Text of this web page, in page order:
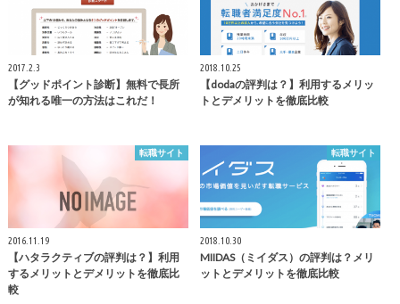
2017.2.3
【グッドポイント診断】無料で長所
が知れる唯一の方法はこれだ！
2018.10.25
【dodaの評判は？】利用するメリッ
トとデメリットを徹底比較
転職サイト
2016.11.19
【ハタラクティブの評判は？】利用
するメリットとデメリットを徹底比
較
転職サイト
2018.10.30
MIIDAS（ミイダス）の評判は？メリ
ットとデメリットを徹底比較